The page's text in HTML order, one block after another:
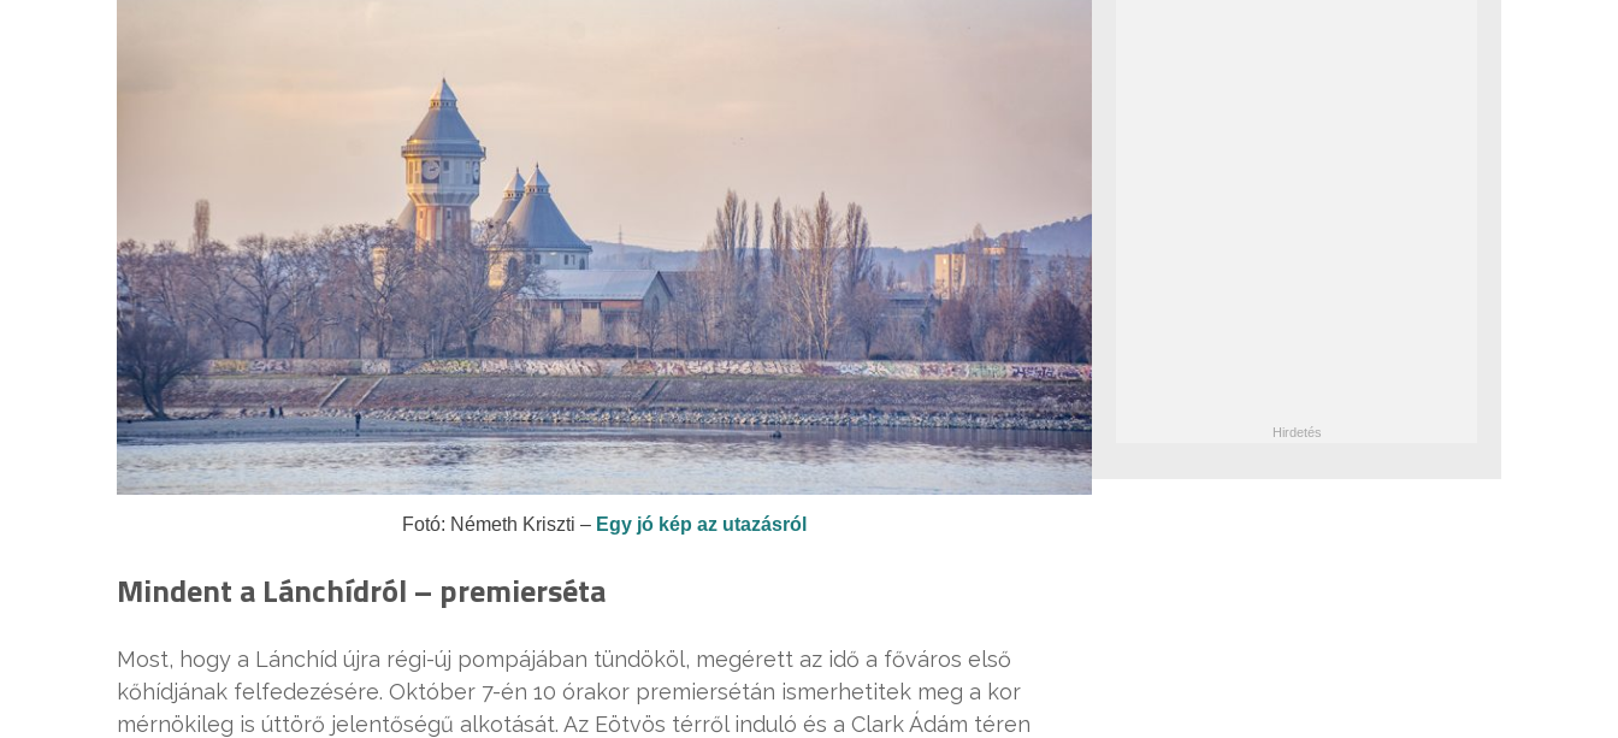
Fotó: Németh Kriszti – Egy jó kép az utazásról
Mindent a Lánchídról – premierséta
Most, hogy a Lánchíd újra régi-új pompájában tündököl, megérett az idő a főváros első
kőhídjának felfedezésére. Október 7-én 10 órakor premiersétán ismerhetitek meg a kor
mérnökileg is úttörő jelentőségű alkotását. Az Eötvös térről induló és a Clark Ádám téren